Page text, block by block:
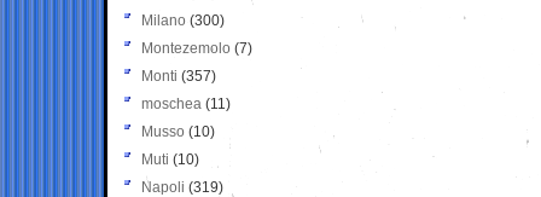
Milano (300)
Montezemolo (7)
Monti (357)
moschea (11)
Musso (10)
Muti (10)
Napoli (319)